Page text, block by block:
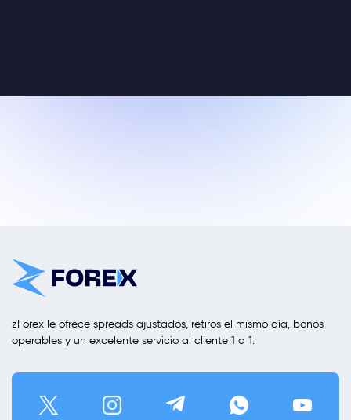
zForex le ofrece spreads ajustados, retiros el mismo día, bonos
operables y un excelente servicio al cliente 1 a 1.